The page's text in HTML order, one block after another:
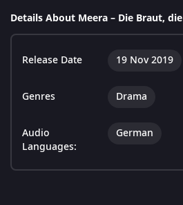
Details About Meera – Die Braut,
Release Date 19 Nov 2019
Genres Drama
Audio
Languages:
German